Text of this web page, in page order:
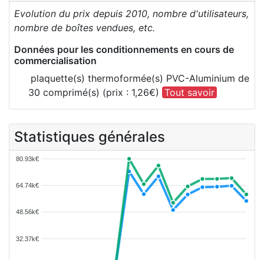
Evolution du prix depuis 2010, nombre d'utilisateurs,
nombre de boîtes vendues, etc.
Données pour les conditionnements en cours de
commercialisation
plaquette(s) thermoformée(s) PVC-Aluminium de
30 comprimé(s) (prix : 1,26€) Tout savoir
Statistiques générales
80.93k€
64.74k€
48.56k€
32.37k€